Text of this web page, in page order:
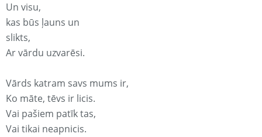
Un visu,
kas būs ļauns un
slikts,
Ar vārdu uzvarēsi.
Vārds katram savs mums ir,
Ko māte, tēvs ir licis.
Vai pašiem patīk tas,
Vai tikai neapnicis.